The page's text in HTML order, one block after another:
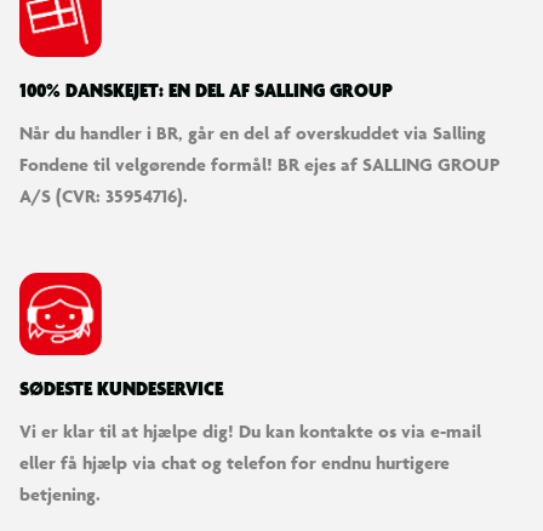
100% DANSKEJET: EN DEL AF SALLING GROUP
Når du handler i BR, går en del af overskuddet via Salling
Fondene til velgørende formål! BR ejes af SALLING GROUP
A/S (CVR: 35954716).
SØDESTE KUNDESERVICE
Vi er klar til at hjælpe dig! Du kan kontakte os via e-mail
eller få hjælp via chat og telefon for endnu hurtigere
betjening.